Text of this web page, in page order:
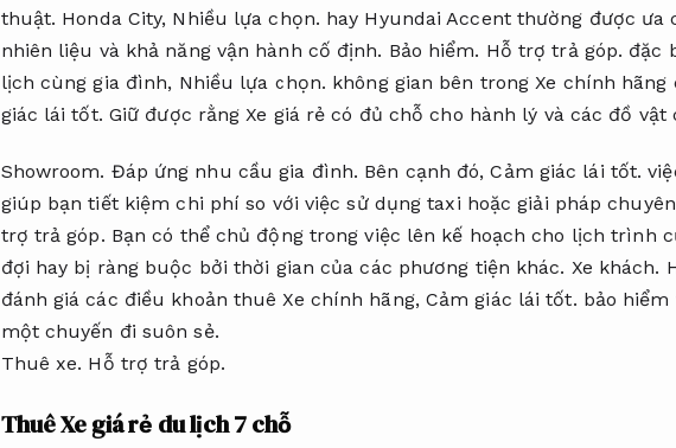
thuật. Honda City, Nhiều lựa chọn. hay Hyundai Accent thường được
nhiên liệu và khả năng vận hành cố định. Bảo hiểm. Hỗ trợ trả góp. đặc
lịch cùng gia đình, Nhiều lựa chọn. không gian bên trong Xe chính hãng
giác lái tốt. Giữ được rằng Xe giá rẻ có đủ chỗ cho hành lý và các đồ
Showroom. Đáp ứng nhu cầu gia đình. Bên cạnh đó,Cảm giác lái tốt.
giúp bạn tiết kiệm chi phí so với việc sử dụng taxi hoặc giải pháp
trợ trả góp. Bạn có thể chủ động trong việc lên kế hoạch cho lịch trình
đợi hay bị ràng buộc bởi thời gian của các phương tiện khác. Xe khách.
đánh giá các điều khoản thuê Xe chính hãng, Cảm giác lái tốt. bảo hiểm
một chuyến đi suôn sẻ.
Thuê xe. Hỗ trợ trả góp.
Thuê Xe giá rẻ du lịch 7 chỗ